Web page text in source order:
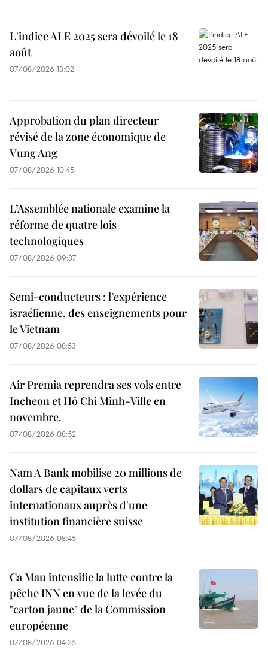
L'indice ALE 2025 sera dévoilé le 18
août
07/08/2026 13:02
Approbation du plan directeur
révisé de la zone économique de
Vung Ang
07/08/2026 10:45
L’Assemblée nationale examine la
réforme de quatre lois
technologiques
07/08/2026 09:37
Semi-conducteurs : l’expérience
israélienne, des enseignements pour
le Vietnam
07/08/2026 08:53
Air Premia reprendra ses vols entre
Incheon et Hô Chi Minh-Ville en
novembre.
07/08/2026 08:52
Nam A Bank mobilise 20 millions de
dollars de capitaux verts
internationaux auprès d'une
institution financière suisse
07/08/2026 08:45
Ca Mau intensifie la lutte contre la
pêche INN en vue de la levée du
"carton jaune" de la Commission
européenne
07/08/2026 04:25